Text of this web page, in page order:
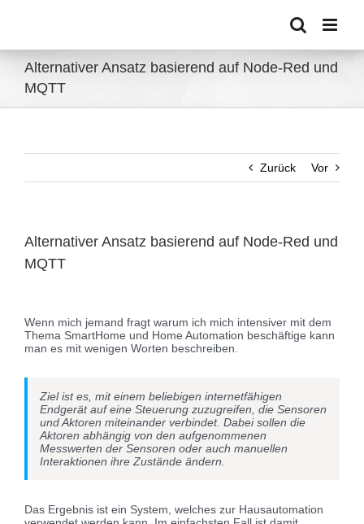
Alternativer Ansatz basierend auf Node-Red und
MQTT
Zurück Vor
Alternativer Ansatz basierend auf Node-Red und
MQTT
Bild
Wenn mich jemand fragt warum ich mich intensiver mit dem
Thema SmartHome und Home Automation beschäftige kann
man es mit wenigen Worten beschreiben.
Ziel ist es, mit einem beliebigen internetfähigen
Endgerät auf eine Steuerung zuzugreifen, die Sensoren
und Aktoren miteinander verbindet. Dabei sollen die
Aktoren abhängig von den aufgenommenen
Messwerten der Sensoren oder auch manuellen
Interaktionen ihre Zustände ändern.
Das Ergebnis ist ein System, welches zur Hausautomation